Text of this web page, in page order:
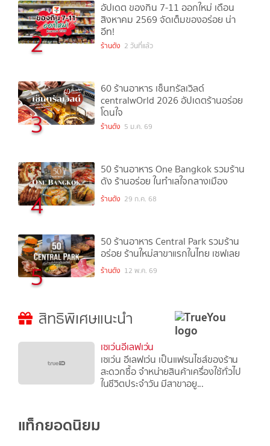
2
อัปเดต ของกิน 7-11 ออกใหม่ เดือน
สิงหาคม 2569 จัดเต็มของอร่อย น่า
อีท!
ร้านดัง 2 วันที่แล้ว
3
60 ร้านอาหาร เซ็นทรัลเวิลด์
centralwOrld 2026 อัปเดตร้านอร่อย
โดนใจ
ร้านดัง 5 ม.ค. 69
4
50 ร้านอาหาร One Bangkok รวมร้าน
ดัง ร้านอร่อย ในทำเลใจกลางเมือง
ร้านดัง 29 ก.ค. 68
5
50 ร้านอาหาร Central Park รวมร้าน
อร่อย ร้านใหม่สาขาแรกในไทย เซฟเลย
ร้านดัง 12 พ.ค. 69
สิทธิพิเศษแนะนำ
เซเว่นอีเลฟเว่น
เซเว่น อีเลฟเว่น เป็นแฟรนไชส์ของร้าน
สะดวกซื้อ จำหน่ายสินค้าเครื่องใช้ทั่วไป
ในชีวิตประจำวัน มีสาขาอยู...
แท็กยอดนิยม